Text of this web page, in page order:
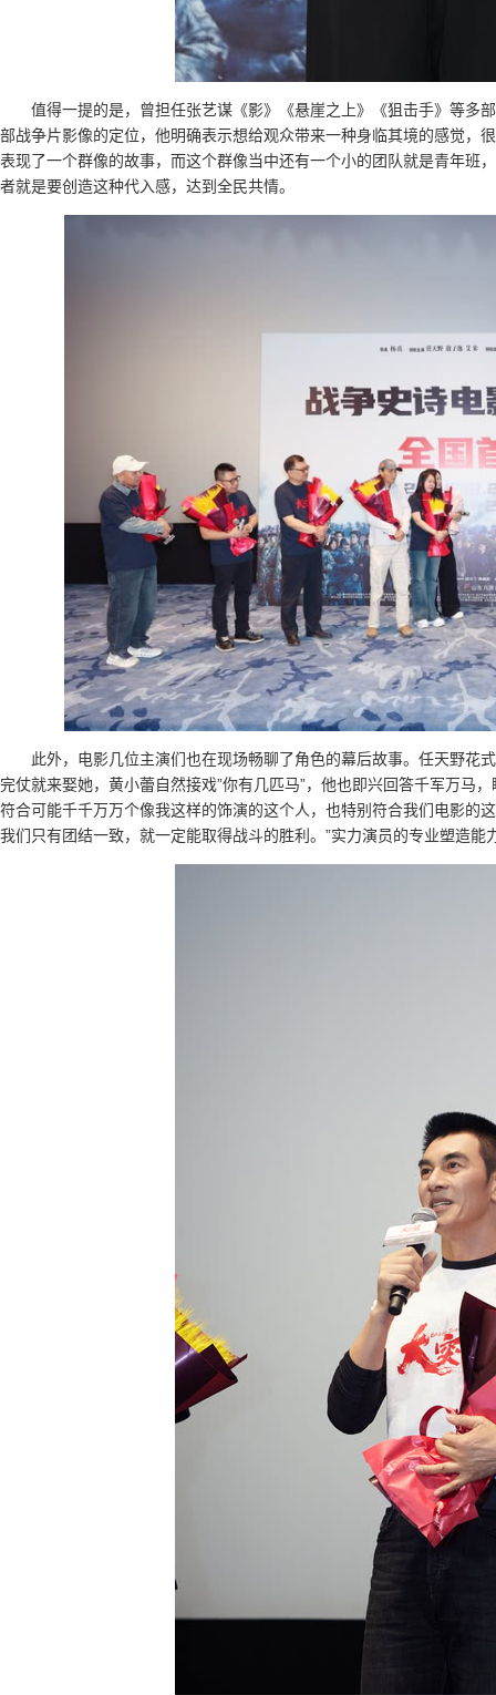
值得一提的是，曾担任张艺谋《影》《悬崖之上》《狙击手》等多
部战争片影像的定位，他明确表示想给观众带来一种身临其境的感觉，
表现了一个群像的故事，而这个群像当中还有一个小的团队就是青年班
者就是要创造这种代入感，达到全民共情。
此外，电影几位主演们也在现场畅聊了角色的幕后故事。任天野花
完仗就来娶她，黄小蕾自然接戏”你有几匹马”，他也即兴回答千军万马
符合可能千千万万个像我这样的饰演的这个人，也特别符合我们电影的
我们只有团结一致，就一定能取得战斗的胜利。”实力演员的专业塑造能